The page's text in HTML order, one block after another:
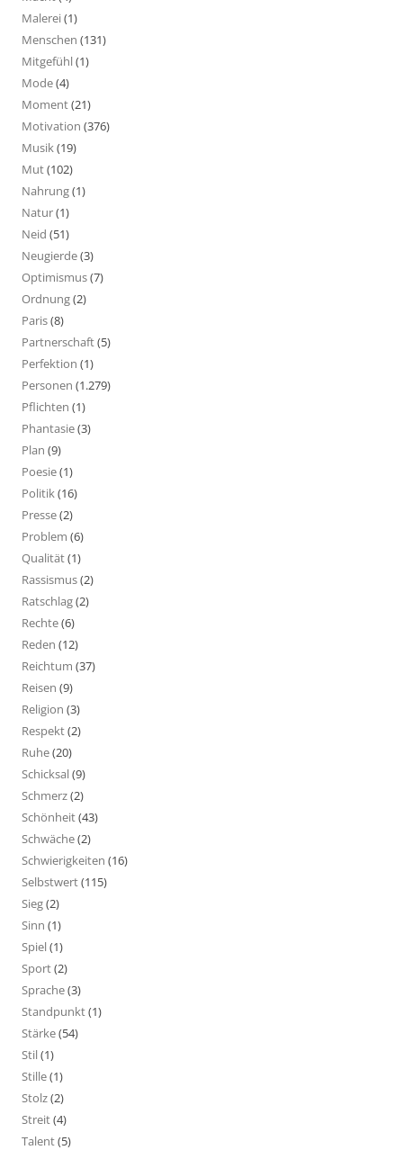
Malerei(1)
Menschen (131)
Mitgefühl(1)
Mode(4)
Moment(21)
Motivation (376)
Musik(19)
Mut(102)
Nahrung(1)
Natur(1)
Neid (51)
Neugierde(3)
Optimismus(7)
Ordnung(2)
Paris(8)
Partnerschaft(5)
Perfektion (1)
Personen (1.279)
Pflichten (1)
Phantasie(3)
Plan (9)
Poesie(1)
Politik(16)
Presse(2)
Problem (6)
Qualität(1)
Rassismus(2)
Ratschlag(2)
Rechte(6)
Reden (12)
Reichtum (37)
Reisen (9)
Religion (3)
Respekt(2)
Ruhe(20)
Schicksal(9)
Schmerz(2)
Schönheit(43)
Schwäche(2)
Schwierigkeiten (16)
Selbstwert(115)
Sieg(2)
Sinn (1)
Spiel(1)
Sport(2)
Sprache(3)
Standpunkt(1)
Stärke(54)
Stil(1)
Stille(1)
Stolz(2)
Streit(4)
Talent(5)